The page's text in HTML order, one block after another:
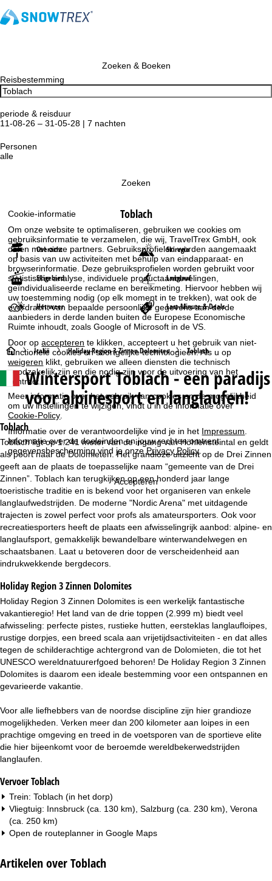
Cookie-informatie
Om onze website te optimaliseren, gebruiken we cookies om
gebruiksinformatie te verzamelen, die wij, TravelTrex GmbH, ook
delen met onze partners. Gebruiksprofielen worden aangemaakt
op basis van uw activiteiten met behulp van eindapparaat- en
browserinformatie. Deze gebruiksprofielen worden gebruikt voor
statistische analyse, individuele productaanbevelingen,
geïndividualiseerde reclame en bereikmeting. Hiervoor hebben wij
uw toestemming nodig (op elk moment in te trekken), wat ook de
overdracht van bepaalde persoonlijke gegevens aan derde
aanbieders in derde landen buiten de Europese Economische
Ruimte inhoudt, zoals Google of Microsoft in de VS.
Door opaccepteren te klikken, accepteert u het gebruik van niet-
functionele cookies en soortgelijke technologieën. Als u op
weigeren klikt, gebruiken we alleen diensten die technisch
noodzakelijk zijn en die nodig zijn voor de uitvoering van het
contract.
Meer informatie over het gebruik van cookies en de mogelijkheid
om uw instellingen te wijzigen, vindt u in de informatie over
Cookie-Policy
Informatie over de verantwoordelijke vind je in het Impressum
Informatie over de doeleinden en jouw rechten omtrent
gegevensbescherming vind je onze Privacy Policy
Accepteren
Zoeken & Boeken
Reisbestemming
periode & reisduur
11-08-26 – 31-05-28 | 7 nachten
Personen
alle
Zoeken
Toblach
Overzicht Skiregio
Skigebied Langlauf
Het weer Last-Minute & Deals
S
t
a
r
t
a
g
i
a
Italië Holiday Region 3 Zinnen Dolomites Toblach
WintersportToblach - een paradijs
voor alpinesport en langlaufen!
Toblach
Toblach ligt op 1.241 meter van de ingang van Höhlensteintal en geldt
als poort naar de Dolomieten. Het grandioze uitzicht op de Drei Zinnen
geeft aan de plaats de toepasselijke naam “gemeente van de Drei
Zinnen”. Toblach kan terugkijken op een honderd jaar lange
toeristische traditie en is bekend voor het organiseren van enkele
langlaufwedstrijden. De moderne "Nordic Arena" met uitdagende
trajecten is zowel perfect voor profs als amateursporters. Ook voor
recreatiesporters heeft de plaats een afwisselingrijk aanbod: alpine- en
langlaufsport, gemakkelijk bewandelbare winterwandelwegen en
schaatsbanen. Laat u betoveren door de verscheidenheid aan
indrukwekkende bergdecors.
Holiday Region 3 Zinnen Dolomites
Holiday Region 3 Zinnen Dolomites is een werkelijk fantastische
vakantieregio! Het land van de drie toppen (2.999 m) biedt veel
afwisseling: perfecte pistes, rustieke hutten, eersteklas langlaufloipes,
rustige dorpjes, een breed scala aan vrijetijdsactiviteiten - en dat alles
tegen de schilderachtige achtergrond van de Dolomieten, die tot het
UNESCO wereldnatuurerfgoed behoren! De Holiday Region 3 Zinnen
Dolomites is daarom een ideale bestemming voor een ontspannen en
gevarieerde vakantie.
Voor alle liefhebbers van de noordse discipline zijn hier grandioze
mogelijkheden. Verken meer dan 200 kilometer aan loipes in een
prachtige omgeving en treed in de voetsporen van de sportieve elite
die hier bijeenkomt voor de beroemde wereldbekerwedstrijden
langlaufen.
Vervoer Toblach
Trein: Toblach (in het dorp)
Vliegtuig: Innsbruck (ca. 130 km), Salzburg (ca. 230 km), Verona
(ca. 250 km)
Open de routeplanner in Google Maps
Artikelen over Toblach